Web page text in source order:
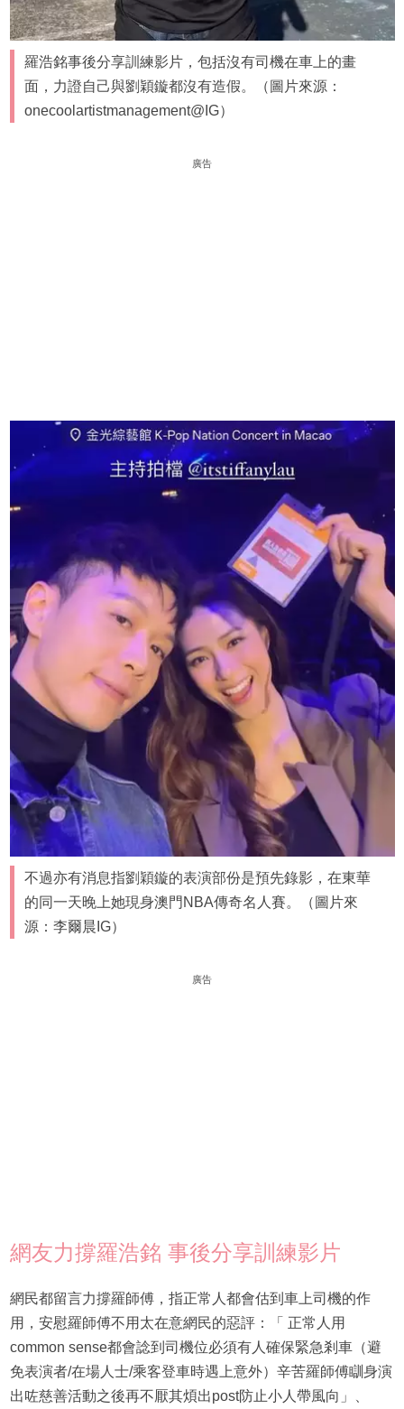
羅浩銘事後分享訓練影片，包括沒有司機在車上的畫
面，力證自己與劉穎鏇都沒有造假。（圖片來源：
onecoolartistmanagement@IG）
廣告
不過亦有消息指劉穎鏇的表演部份是預先錄影，在東華
的同一天晚上她現身澳門NBA傳奇名人賽。（圖片來
源：李爾晨IG）
廣告
網友力撐羅浩銘 事後分享訓練影片
網民都留言力撐羅師傅，指正常人都會估到車上司機的作
用，安慰羅師傅不用太在意網民的惡評：「 正常人用
common sense都會諗到司機位必須有人確保緊急剎車（避
免表演者/在場人士/乘客登車時遇上意外）辛苦羅師傅瞓身演
出咗慈善活動之後再不厭其煩出post防止小人帶風向」、